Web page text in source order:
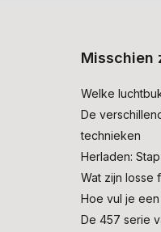
Misschien
Welke
De
technieken
Herladen:
Wat zijn losse
Hoe vul je
De 457 serie